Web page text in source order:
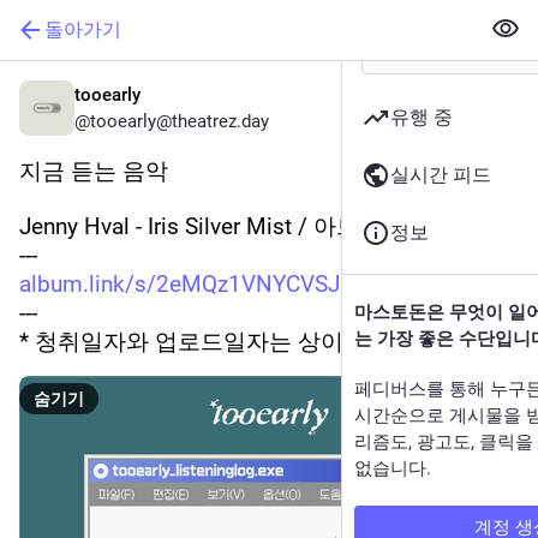
돌아가기
tooearly
@tooearly@theatrez.day
지금 듣는 음악
Jenny Hval - Iris Silver Mist / 아트팝, 엠비언트팝
---
album.link/s/2eMQz1VNYCVSJ8amR
---
* 청취일자와 업로드일자는 상이할 수 있습니다.
숨기기
유행 중
실시간 피드
정보
마스토돈은 무엇이 일
는 가장 좋은 수단입니
페디버스를 통해 누구
시간순으로 게시물을
리즘도, 광고도, 클릭
없습니다.
계정 생